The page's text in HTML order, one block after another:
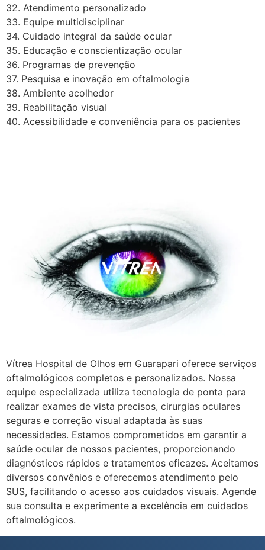
32. Atendimento personalizado
33. Equipe multidisciplinar
34. Cuidado integral da saúde ocular
35. Educação e conscientização ocular
36. Programas de prevenção
37. Pesquisa e inovação em oftalmologia
38. Ambiente acolhedor
39. Reabilitação visual
40. Acessibilidade e conveniência para os pacientes
Vítrea Hospital de Olhos em Guarapari oferece serviços
oftalmológicos completos e personalizados. Nossa
equipe especializada utiliza tecnologia de ponta para
realizar exames de vista precisos, cirurgias oculares
seguras e correção visual adaptada às suas
necessidades. Estamos comprometidos em garantir a
saúde ocular de nossos pacientes, proporcionando
diagnósticos rápidos e tratamentos eficazes. Aceitamos
diversos convênios e oferecemos atendimento pelo
SUS, facilitando o acesso aos cuidados visuais. Agende
sua consulta e experimente a excelência em cuidados
oftalmológicos.